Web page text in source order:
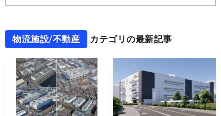
物流施設/不動産 カテゴリの最新記事